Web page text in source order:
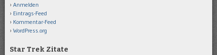
Anmelden
Eintrags-Feed
Kommentar-Feed
WordPress.org
Star Trek Zitate